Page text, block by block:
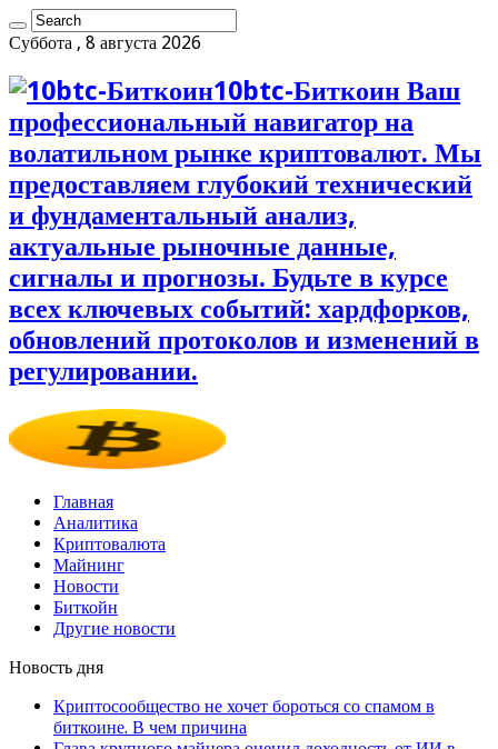
Суббота , 8 августа 2026
10btc-Биткоин Ваш
профессиональный навигатор на
волатильном рынке криптовалют. Мы
предоставляем глубокий технический
и фундаментальный анализ,
актуальные рыночные данные,
сигналы и прогнозы. Будьте в курсе
всех ключевых событий: хардфорков,
обновлений протоколов и изменений в
регулировании.
Главная
Аналитика
Криптовалюта
Майнинг
Новости
Биткойн
Другие новости
Новость дня
Криптосообщество не хочет бороться со спамом в
биткоине. В чем причина